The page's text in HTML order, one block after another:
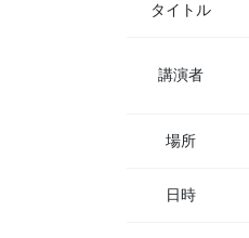
タイトル
講演者
場所
日時